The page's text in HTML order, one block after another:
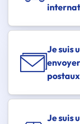
Je suis
postaux
Je suis